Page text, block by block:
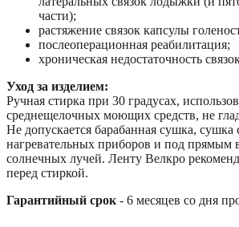
части);
растяжение связок капсулы
послеоперационная реабилитация;
хроническая недостаточность
Уход за изделием:
Ручная стирка при 30 градусах,
среднещелочных моющих средств, не
Не допускается барабанная сушка, сушка
нагревательных приборов и под прямым
солнечных лучей. Ленту Велкро
перед стиркой.
Гарантийный срок - 6 месяцев со дня